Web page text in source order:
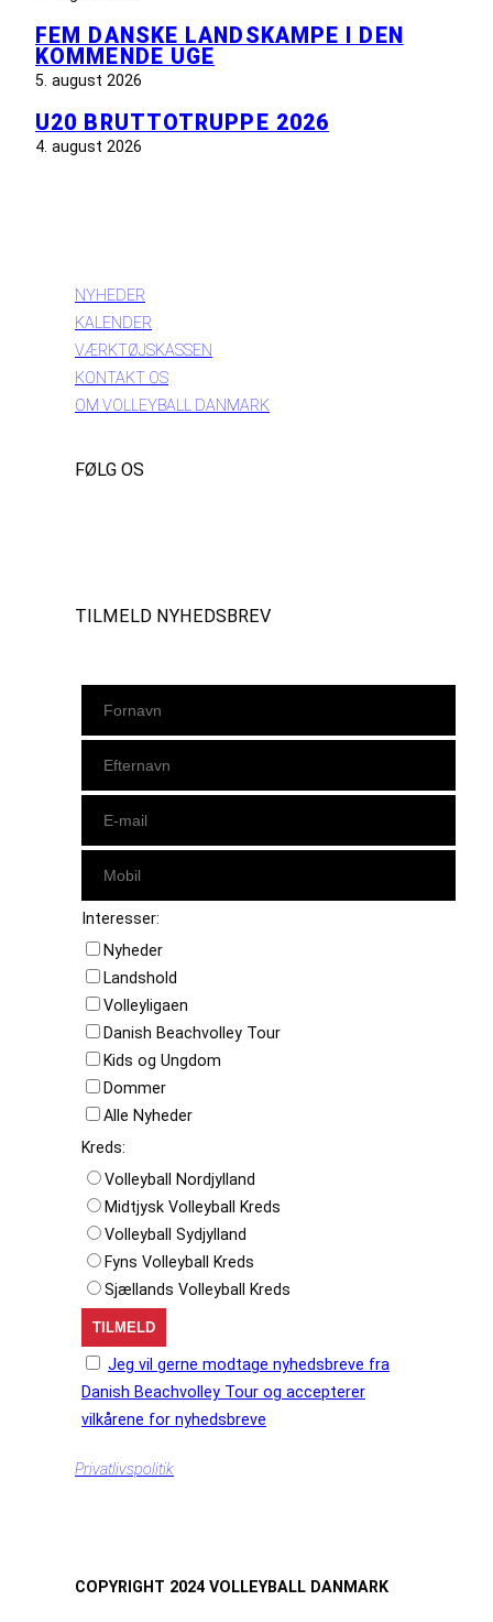
FEM DANSKE LANDSKAMPE I DEN
KOMMENDE UGE
5. august 2026
U20 BRUTTOTRUPPE 2026
4. august 2026
NYHEDER
KALENDER
VÆRKTØJSKASSEN
KONTAKT OS
OM VOLLEYBALL DANMARK
FØLG OS
TILMELD NYHEDSBREV
Interesser:
Nyheder
Landshold
Volleyligaen
Danish Beachvolley Tour
Kids og Ungdom
Dommer
Alle Nyheder
Kreds:
Volleyball Nordjylland
Midtjysk Volleyball Kreds
Volleyball Sydjylland
Fyns Volleyball Kreds
Sjællands Volleyball Kreds
Jeg vil gerne modtage nyhedsbreve fra
Danish Beachvolley Tour og accepterer
vilkårene for nyhedsbreve
Privatlivspolitik
COPYRIGHT 2024 VOLLEYBALL DANMARK